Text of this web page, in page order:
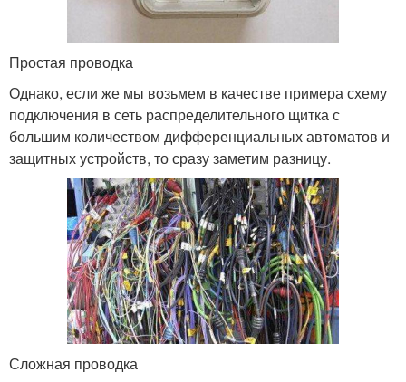
Простая проводка
Однако, если же мы возьмем в качестве примера схему
подключения в сеть распределительного щитка с
большим количеством дифференциальных автоматов и
защитных устройств, то сразу заметим разницу.
Сложная проводка